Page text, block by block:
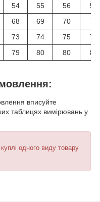
54 55 56 57
68 69 70 71
73 74 75 77
79 80 80 80
вписуйте
таблицях вимірювань у
одного виду товару